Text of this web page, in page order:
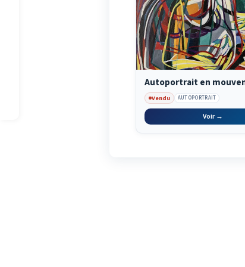
Autoportrait en
Vendu AUTOPORTRAIT
Voir →